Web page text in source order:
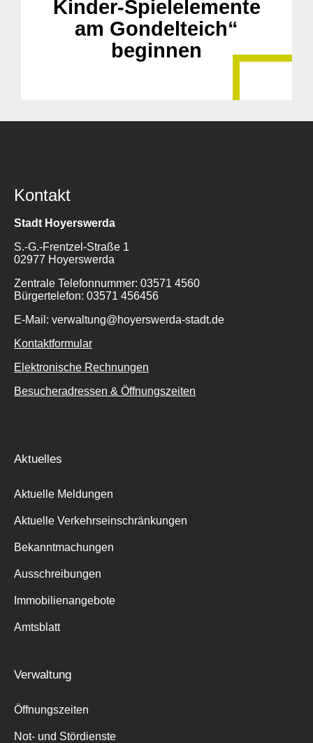
Kinder-Spielelemente
am Gondelteich“
beginnen
Kontakt
Stadt Hoyerswerda
S.-G.-Frentzel-Straße 1
02977 Hoyerswerda
Zentrale Telefonnummer: 03571 4560
Bürgertelefon: 03571 456456
E-Mail: verwaltung@hoyerswerda-stadt.de
Kontaktformular
Elektronische Rechnungen
Besucheradressen & Öffnungszeiten
Aktuelles
Aktuelle Meldungen
Aktuelle Verkehrseinschränkungen
Bekanntmachungen
Ausschreibungen
Immobilienangebote
Amtsblatt
Verwaltung
Öffnungszeiten
Not- und Stördienste